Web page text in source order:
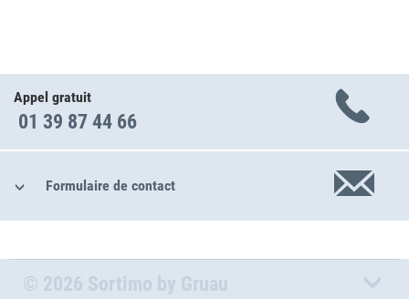
Appel gratuit
01 39 87 44 66
Formulaire de contact
© 2026 Sortimo by Gruau